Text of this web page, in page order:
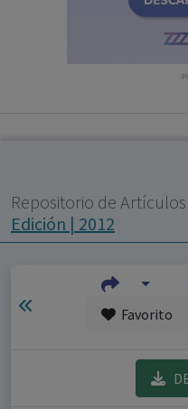
con ejercicio profesional.
fármacos se facilita a
Repositorio de Artículos
Edición | 2012
Favorito